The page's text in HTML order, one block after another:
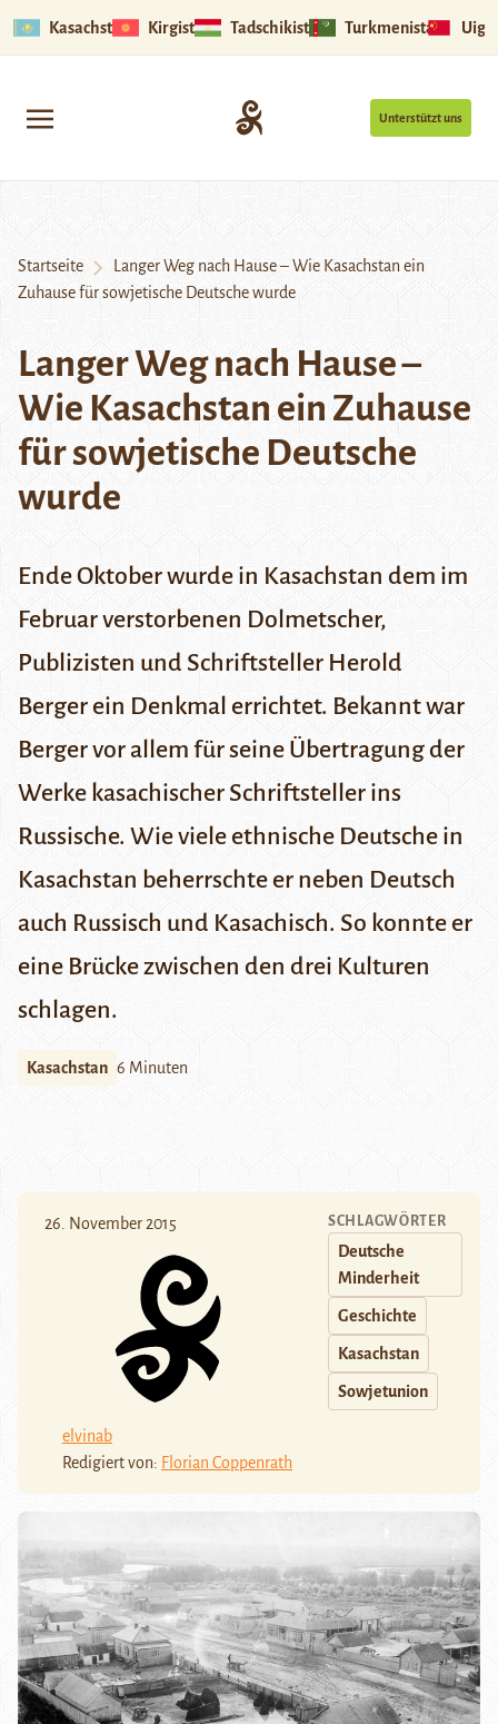
Kasachstan Kirgistan Tadschikistan Turkmenistan
Unterstützt uns
Startseite
Langer Weg nach Hause – Wie Kasachstan ein
Zuhause für sowjetische Deutsche wurde
Langer Weg nach Hause –
Wie Kasachstan ein Zuhause
für sowjetische Deutsche
wurde
Ende Oktober wurde in Kasachstan dem im
Februar verstorbenen Dolmetscher,
Publizisten und Schriftsteller Herold
Berger ein Denkmal errichtet. Bekannt war
Berger vor allem für seine Übertragungder
Werke kasachischer Schriftsteller ins
Russische. Wie viele ethnische Deutsche in
Kasachstan beherrschte er neben Deutsch
auch Russisch und Kasachisch. So konnte er
eine Brückezwischen den drei Kulturen
schlagen.
Kasachstan 6 Minuten
26. November 2015
elvinab
Redigiert von: Florian Coppenrath
SCHLAGWÖRTER
Deutsche
Minderheit
Geschichte
Kasachstan
Sowjetunion